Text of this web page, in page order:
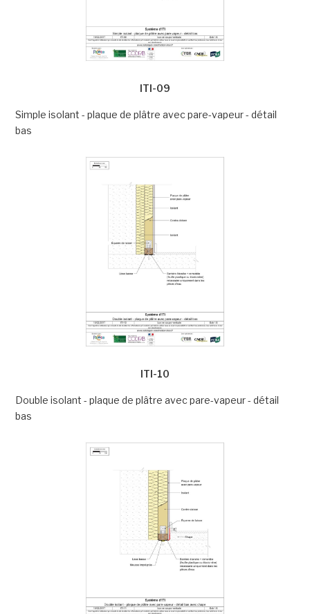
ITI-09
Simple isolant - plaque de plâtre avec pare-vapeur - détail
bas
ITI-10
Double isolant - plaque de plâtre avec pare-vapeur - détail
bas